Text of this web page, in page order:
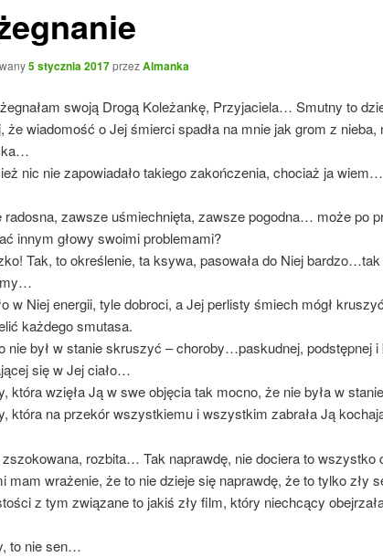
5 stycznia 2017przezAlmanka
swoją Drogą Koleżankę, Przyjaciela… Smutny to
że wiadomość o Jej śmierci spadła na mnie jak grom z nieba,
nic nie zapowiadało takiego zakończenia, chociaż ja wiem…
radosna, zawsze uśmiechnięta, zawsze pogodna… może po
innym głowy swoimi problemami?
Tak, to określenie, ta ksywa, pasowała do Niej
w Niej energii, tyle dobroci, a Jej perlisty śmiech mógł
każdego smutasa.
nie był w stanie skruszyć – choroby…paskudnej, podstępnej i
się w Jej ciało…
która wzięła Ją w swe objęcia tak mocno, że nie była w
która na przekór wszystkiemu i wszystkim zabrała Ją
rozbita… Tak naprawdę, nie dociera to
mam wrażenie, że to nie dzieje się naprawdę, że to tylko zły
z tym związane to jakiś zły film, który niechcący
to nie sen…